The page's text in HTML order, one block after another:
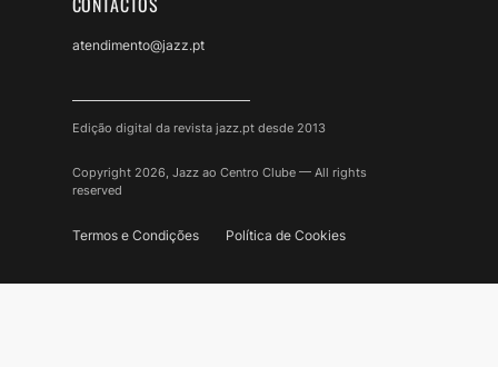
atendimento@jazz.pt
Edição digital da revista jazz.pt desde 2013
Copyright 2026, Jazz ao Centro Clube — All rights
reserved
Termos e Condições Política de Cookies